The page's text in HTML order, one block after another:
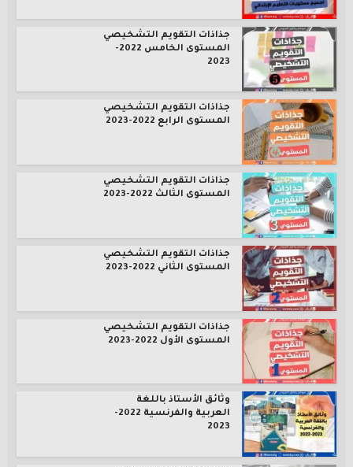
جذاذات التقويم التشخيصي
المستوى الخامس 2022-
2023
جذاذات التقويم التشخيصي
المستوى الرابع 2022-2023
جذاذات التقويم التشخيصي
المستوى الثالث 2022-2023
جذاذات التقويم التشخيصي
المستوى الثاني 2022-2023
جذاذات التقويم التشخيصي
المستوى الأول 2022-2023
وثائق الأستاذ باللغة
العربية والفرنسية 2022-
2023